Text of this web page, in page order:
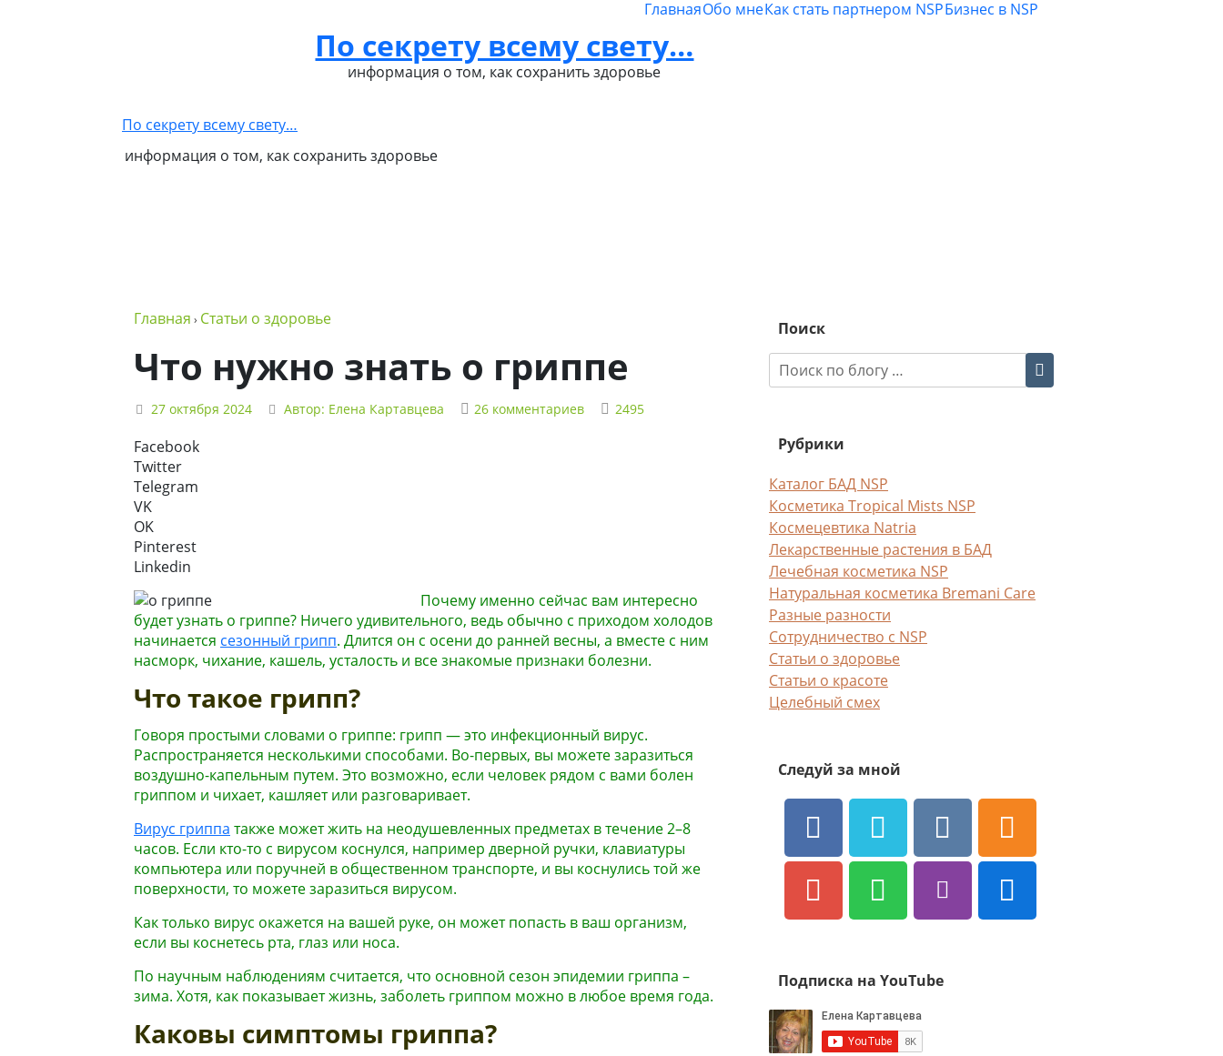
ГлавнаяОбо мнеКак стать партнером NSPБизнес в NSP
Контакты
Бизнес
в NSP
Политика
конфиденциальности
По секрету всему свету…
информация о том, как сохранить здоровье
По секрету всему свету…
информация о том, как сохранить здоровье
Главная › Статьи о здоровье
Что нужно знать о гриппе
27 октября 2024 Автор: Елена Картавцева 26 комментариев 2495
Facebook
Twitter
Telegram
VK
OK
Pinterest
Linkedin
Почему именно сейчас вам интересно
будет узнать о гриппе? Ничего удивительного, ведь обычно с приходом холодов
начинается сезонный грипп. Длится он с осени до ранней весны, а вместе с ним
насморк, чихание, кашель, усталость и все знакомые признаки болезни.
Что такое грипп?
Говоря простыми словами о гриппе: грипп — это инфекционный вирус.
Распространяется несколькими способами. Во-первых, вы можете заразиться
воздушно-капельным путем. Это возможно, если человек рядом с вами болен
гриппом и чихает, кашляет или разговаривает.
Вирус гриппа также может жить на неодушевленных предметах в течение 2–8
часов. Если кто-то с вирусом коснулся, например дверной ручки, клавиатуры
компьютера или поручней в общественном транспорте, и вы коснулись той же
поверхности, то можете заразиться вирусом.
Как только вирус окажется на вашей руке, он может попасть в ваш организм,
если вы коснетесь рта, глаз или носа.
По научным наблюдениям считается, что основной сезон эпидемии гриппа –
зима. Хотя, как показывает жизнь, заболеть гриппом можно в любое время года.
Каковы симптомы гриппа?
Поиск
Рубрики
Каталог БАД NSP
Косметика Tropical Mists NSP
Космецевтика Natria
Лекарственные растения в БАД
Лечебная косметика NSP
Натуральная косметика Bremani Care
Разные разности
Сотрудничество с NSP
Статьи о здоровье
Статьи о красоте
Целебный смех
Следуй за мной
Подписка на YouTube